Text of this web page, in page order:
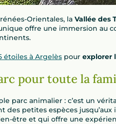
Orientales, la Vallée des
offre une immersion au
étoiles à Argelès pour explorer
pour toute la
parc animalier : c’est un
des petites espèces
être et qui offre une